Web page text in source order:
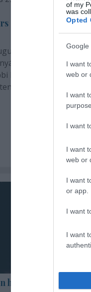
of my
was
Opted
Google
I want
web or
I want
I want
I want
web or
I want
or app.
I want
I want
drámák,
két
végével sem zárul.
bemutatók és
halott voltam